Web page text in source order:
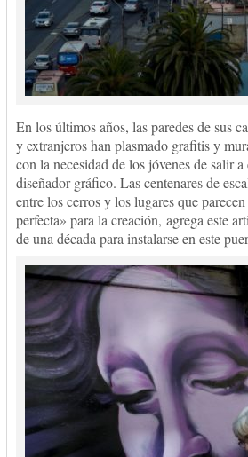
En los últimos años, las paredes de sus
y extranjeros han plasmado grafitis y
con la necesidad de los jóvenes de salir
diseñador gráfico. Las centenares de
entre los cerros y los lugares que
perfecta» para la creación, agrega este
de una década para instalarse en este